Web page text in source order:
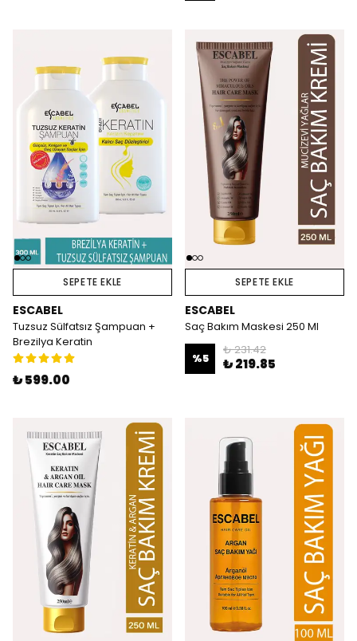
SEPETE EKLE
ESCABEL
Tuzsuz Sülfatsız Şampuan +
Brezilya Keratin
₺ 599.00
SEPETE EKLE
ESCABEL
Saç Bakım Maskesi 250 Ml
%5
₺ 231.42
₺ 219.85